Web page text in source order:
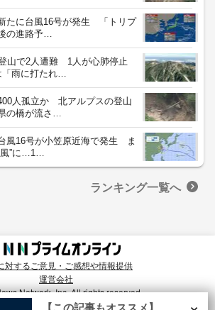
新たに台風16号が発生 「トリプ
の進路予…
山で2人遭難 1人が心肺停止
雨に打たれ…
人孤立か 北アルプスの登山
の橋が流さ…
風16号が小笠原近海で発生 ま
”に…1…
ランキング一覧へ
対するご意見・ご感想や情報提供
運営会社
Network, Inc. All rights reserved.
ーズ・興味・関⼼に合致したコンテンツや広告配信を提供する
【この記事もオススメ】